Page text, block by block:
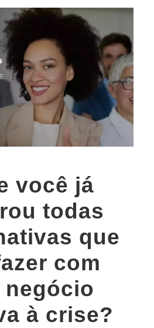
você já
todas
que
com
negócio
à crise?